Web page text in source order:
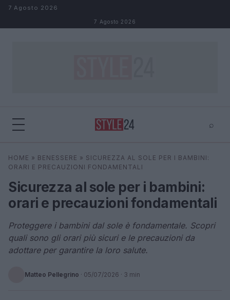
Salta al contenuto
7 Agosto 2026
7 Agosto 2026
⌕
Cerca ⌕
HOME » BENESSERE » SICUREZZA AL SOLE PER I BAMBINI:
ORARI E PRECAUZIONI FONDAMENTALI
Sicurezza al sole per i bambini:
orari e precauzioni fondamentali
Proteggere i bambini dal sole è fondamentale. Scopri
quali sono gli orari più sicuri e le precauzioni da
adottare per garantire la loro salute.
Matteo Pellegrino · 05/07/2026 · 3 min